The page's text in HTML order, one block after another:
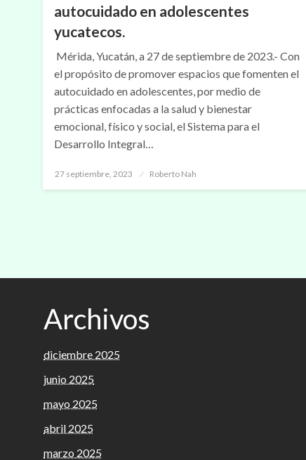
autocuidado en adolescentes
yucatecos.
Mérida, Yucatán, a 27 de septiembre de 2023.- Con
el propósito de promover espacios que fomenten el
autocuidado en adolescentes, por medio de
prácticas enfocadas a la salud y bienestar
emocional, físico y social, el Sistema para el
Desarrollo Integral…
Publicado
27 septiembre, 2023 Roberto Nah
Archivos
diciembre 2025
junio 2025
mayo 2025
abril 2025
marzo 2025